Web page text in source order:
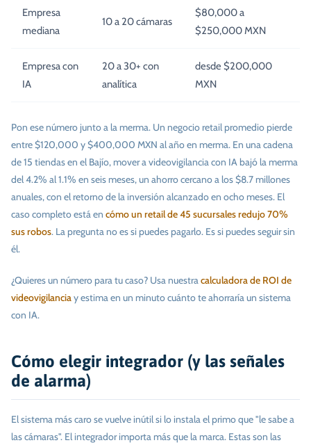
Empresa
mediana
10 a 20 cámaras
$80,000 a
$250,000 MXN
Empresa con
IA
20 a 30+ con
analítica
desde $200,000
MXN
Pon ese número junto a la merma. Un negocio retail promedio pierde
entre $120,000 y $400,000 MXN al año en merma. En una cadena
de 15 tiendas en el Bajío, mover a videovigilancia con IA bajó la merma
del 4.2% al 1.1% en seis meses, un ahorro cercano a los $8.7 millones
anuales, con el retorno de la inversión alcanzado en ocho meses. El
caso completo está en cómo un retail de 45 sucursales redujo 70%
sus robos. La pregunta no es si puedes pagarlo. Es si puedes seguir sin
él.
¿Quieres un número para tu caso? Usa nuestracalculadora de ROI de
videovigilanciay estima en un minuto cuánto te ahorraría un sistema
con IA.
Cómo elegir integrador (y las señales
de alarma)
El sistema más caro se vuelve inútil si lo instala el primo que "le sabe a
las cámaras". El integrador importa más que la marca. Estas son las